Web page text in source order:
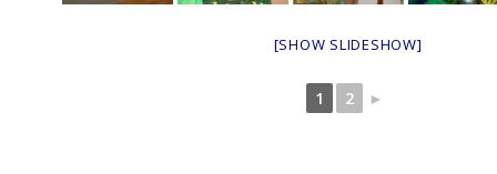
[SHOW SLIDESHOW]
1 2 ►